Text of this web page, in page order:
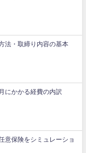
法・取締り内容の基本
にかかる経費の内訳
意保険をシミュレーショ